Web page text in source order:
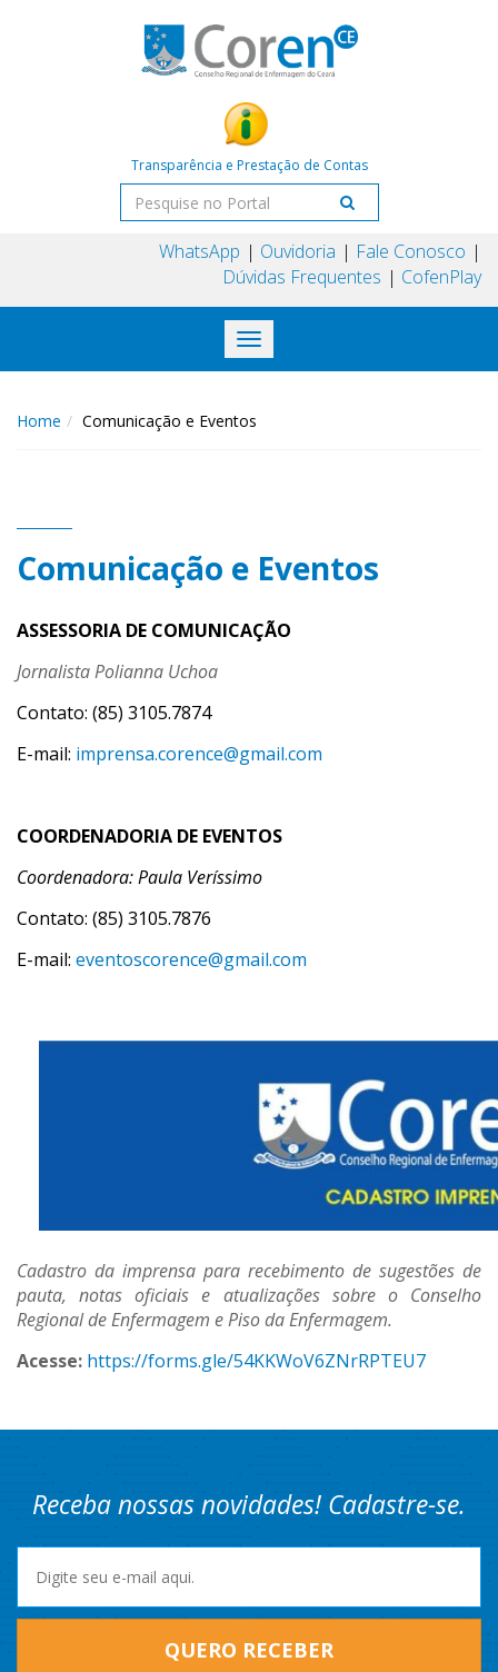
Transparência e Prestação de Contas
WhatsApp Ouvidoria
Fale Conosco
Dúvidas Frequentes
CofenPlay
Toggle
navigation
Home Comunicação e Eventos
Comunicação e Eventos
ASSESSORIA DE COMUNICAÇÃO
Jornalista Polianna Uchoa
Contato: (85) 3105.7874
E-mail: imprensa.corence@gmail.com
COORDENADORIA DE EVENTOS
Coordenadora: Paula Veríssimo
Contato: (85) 3105.7876
E-mail: eventoscorence@gmail.com
Cadastro da imprensa para recebimento de sugestões de
pauta, notas oficiais e atualizações sobre o Conselho
Regional de Enfermagem e Piso da Enfermagem.
Acesse: https://forms.gle/54KKWoV6ZNrRPTEU7
Receba nossas novidades! Cadastre-se.
QUERO RECEBER